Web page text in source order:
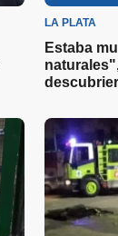
LA PLATA
Estaba